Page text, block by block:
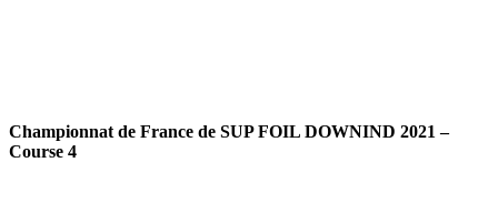
Championnat de France de SUP FOIL DOWNIND 2021 –
Course 4